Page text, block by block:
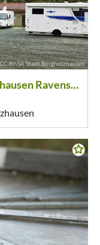
BY-SA Stadt Borgholzhausen
Wohnmobil-Stellplatz Borgholzhausen Ravensberger Straße